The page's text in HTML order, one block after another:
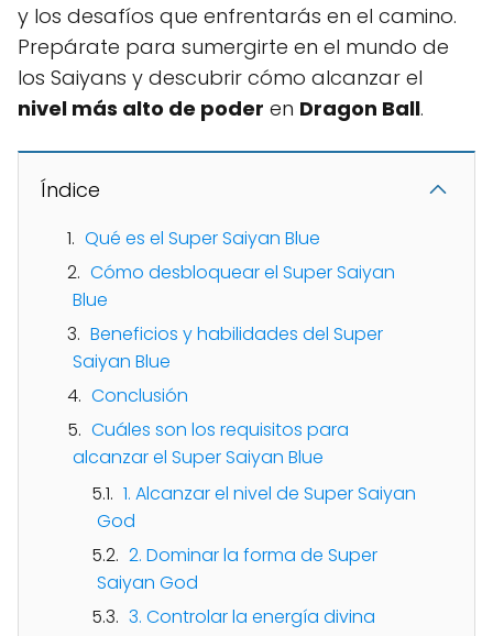
y los desafíos que enfrentarás en el camino.
Prepárate para sumergirte en el mundo de
los Saiyans y descubrir cómo alcanzar el
nivel más alto de poder en Dragon Ball.
Índice
Qué es el Super Saiyan Blue
Cómo desbloquear el Super Saiyan
Blue
Beneficios y habilidades del Super
Saiyan Blue
Conclusión
Cuáles son los requisitos para
alcanzar el Super Saiyan Blue
1. Alcanzar el nivel de Super Saiyan
God
2. Dominar la forma de Super
Saiyan God
3. Controlar la energía divina